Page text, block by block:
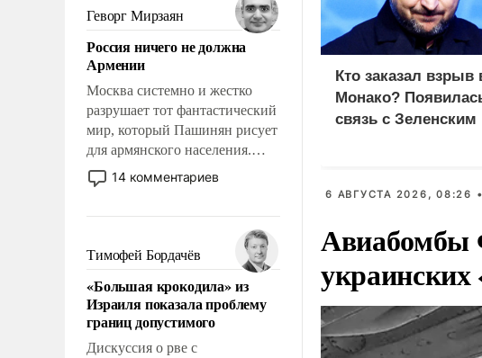
Сложившаяся ситуация
означает многолетний период
уязвимости США, например,
перед Китаем.
Геворг Мирзаян
Россия ничего не должна
Армении
Москва системно и жестко
разрушает тот фантастический
мир, который Пашинян рисует
для армянского населения.
Мир, где этому населению все
должны просто по
политические прожекты будут
беспрекословно оплачиваться
за счет российских
налогоплательщиков и где за
свои поступки не нужно
отвечать.
14 комментариев
Тимофей Бордачёв
«Большая крокодила» из
Израиля показала проблему
границ допустимого
Дискуссия о рве с
Кто заказал взрыв
Монако?
связь с Зеленским
6 АВГУСТА 2026, 08:26 •
Авиабомбы